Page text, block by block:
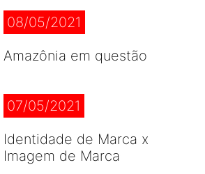
08/05/2021
Amazônia em questão
07/05/2021
Identidade de Marca x
Imagem de Marca